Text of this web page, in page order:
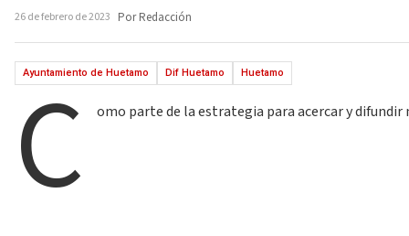
26 de febrero de 2023 Por Redacción
Ayuntamiento de Huetamo Dif Huetamo Huetamo
C omo parte de la estrategia para acercar y